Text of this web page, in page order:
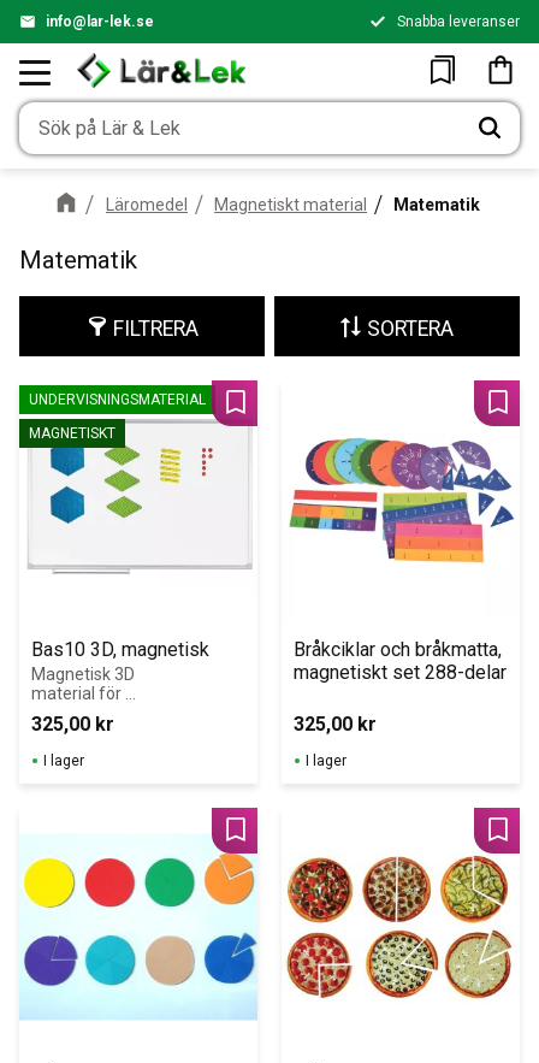
info@lar-lek.se Snabba leveranser
Favoriter
Läromedel Magnetiskt material Matematik
Matematik
FILTRERA SORTERA
Bas10 3D, magnetisk
Magnetisk 3D
material för
genomgång av
positionssystem
et, bråk, procent,
decimaler,
325,00 kr
UNDERVISNINGSMATERIAL
MAGNETISKT
Lägg till i favoriter
I lager
Bråkciklar och bråkmatta,
magnetiskt set 288-delar
325,00 kr
I lager
Lägg till i favoriter